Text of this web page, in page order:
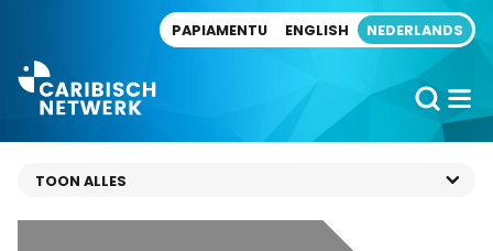
PAPIAMENTU ENGLISH NEDERLANDS